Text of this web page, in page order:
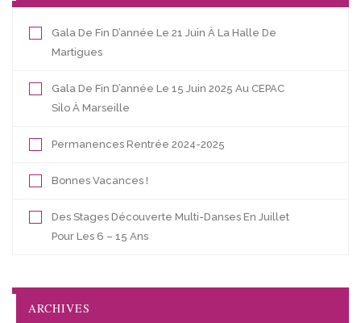
Gala De Fin D’année Le 21 Juin À La Halle De
Martigues
Gala De Fin D’année Le 15 Juin 2025 Au CEPAC
Silo À Marseille
Permanences Rentrée 2024-2025
Bonnes Vacances !
Des Stages Découverte Multi-Danses En Juillet
Pour Les 6 – 15 Ans
ARCHIVES